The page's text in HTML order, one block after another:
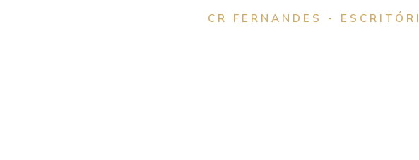
CR FERNANDES -